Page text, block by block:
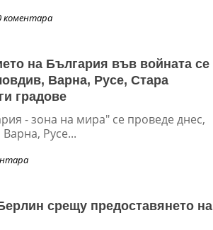
коментара
на България във войната се
Варна, Русе, Стара
градове
- зона на мира" се проведе днес,
Русе...
срещу предоставянето на